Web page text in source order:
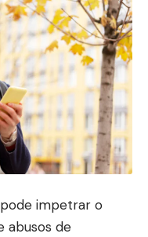
impetrar o
abusos de